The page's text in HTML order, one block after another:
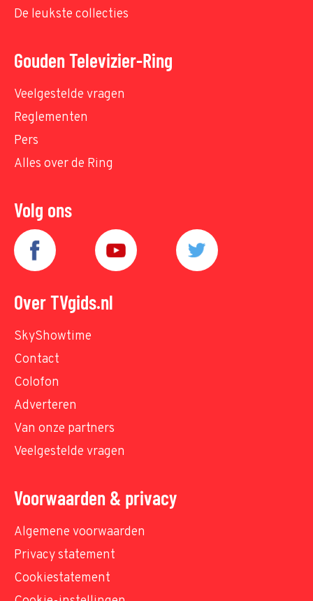
De leukste collecties
Gouden Televizier-Ring
Veelgestelde vragen
Reglementen
Pers
Alles over de Ring
Volg ons
Over TVgids.nl
SkyShowtime
Contact
Colofon
Adverteren
Van onze partners
Veelgestelde vragen
Voorwaarden & privacy
Algemene voorwaarden
Privacy statement
Cookiestatement